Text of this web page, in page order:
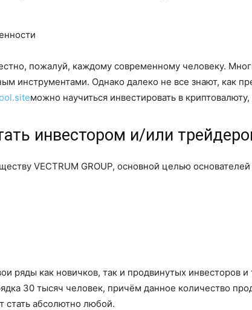
пожалуй, каждому современному человеку.
инструментами. Однако далеко не все знают, как
можно научиться инвестировать в
инвестором и/или
VECTRUM GROUP, основной целью основателей
ряды как новичков, так и продвинутых инвесторов
30 тысяч человек, причём данное количество
абсолютно любой.